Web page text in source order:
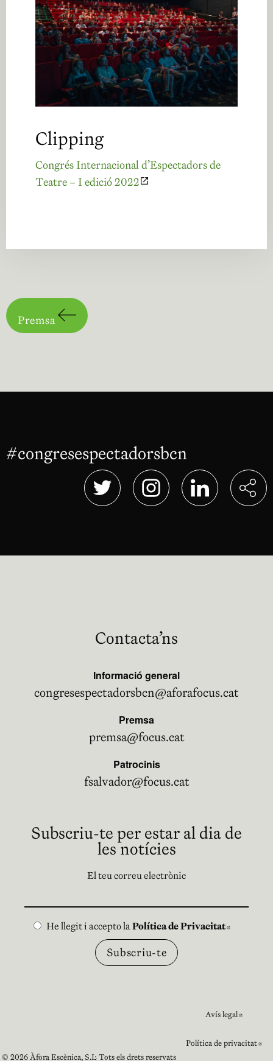
Clipping
Congrés Internacional d’Espectadors de
Teatre – I edició 2022
Premsa
#congresespectadorsbcn
Abre en nueva ventana
Abre en nueva ventana
Abre en nueva
Contacta’ns
Informació general
congresespectadorsbcn@aforafocus.cat
Premsa
premsa@focus.cat
Patrocinis
fsalvador@focus.cat
Subscriu-te per estar al dia de
les notícies
El teu correu electrònic
He llegit i accepto laPolítica de Privacitat Abre en
© 2026 Àfora Escènica, S.L. Tots els drets reservats
Avís legal Abre
Política de privacitat